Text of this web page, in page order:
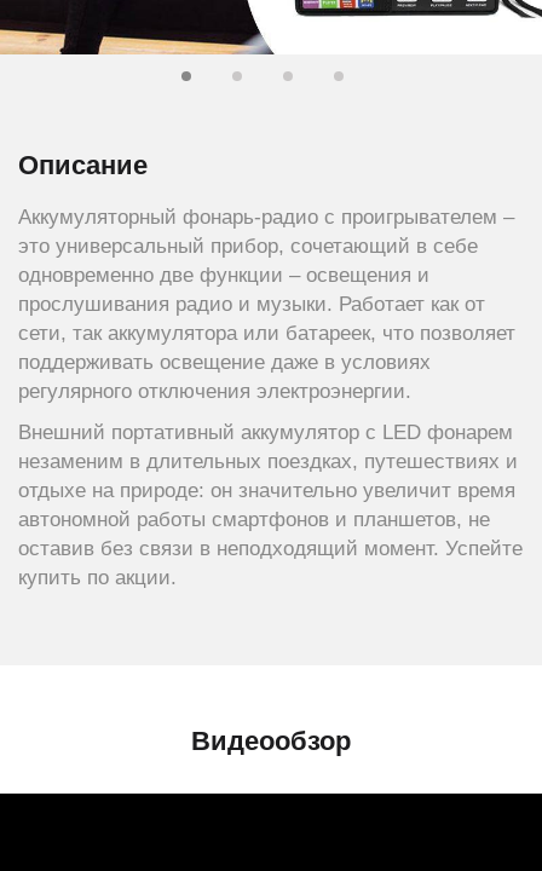
Описание
Аккумуляторный фонарь-радио с проигрывателем –
это универсальный прибор, сочетающий в себе
одновременно две функции – освещения и
прослушивания радио и музыки. Работает как от
сети, так аккумулятора или батареек, что позволяет
поддерживать освещение даже в условиях
регулярного отключения электроэнергии.
Внешний портативный аккумулятор c LED фонарем
незаменим в длительных поездках, путешествиях и
отдыхе на природе: он значительно увеличит время
автономной работы смартфонов и планшетов, не
оставив без связи в неподходящий момент. Успейте
купить по акции.
Видеообзор